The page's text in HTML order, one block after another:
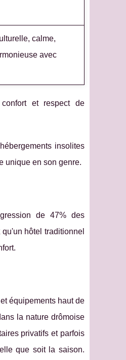
calme,
avec
et respect de
insolites
unique en son genre.
de 47% des
hôtel traditionnel
équipements haut de
la nature drômoise
privatifs et parfois
que soit la saison.